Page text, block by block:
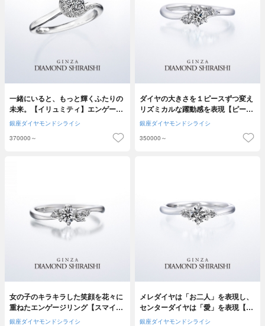
一緒にいると、もっと輝くふたりの
未来。【イリュミティ】エンゲージ
リング
銀座ダイヤモンドシライシ
370000～
ダイヤの大きさを１ピースずつ変え
リズミカルな躍動感を表現【ピース
オブラブ】
銀座ダイヤモンドシライシ
350000～
女の子のキラキラした笑顔を花々に
重ねたエンゲージリング【スマイリ
ング スズラン】
銀座ダイヤモンドシライシ
メレダイヤは「お二人」を表現し、
センターダイヤは「愛」を表現【ア
イグレイ】
銀座ダイヤモンドシライシ